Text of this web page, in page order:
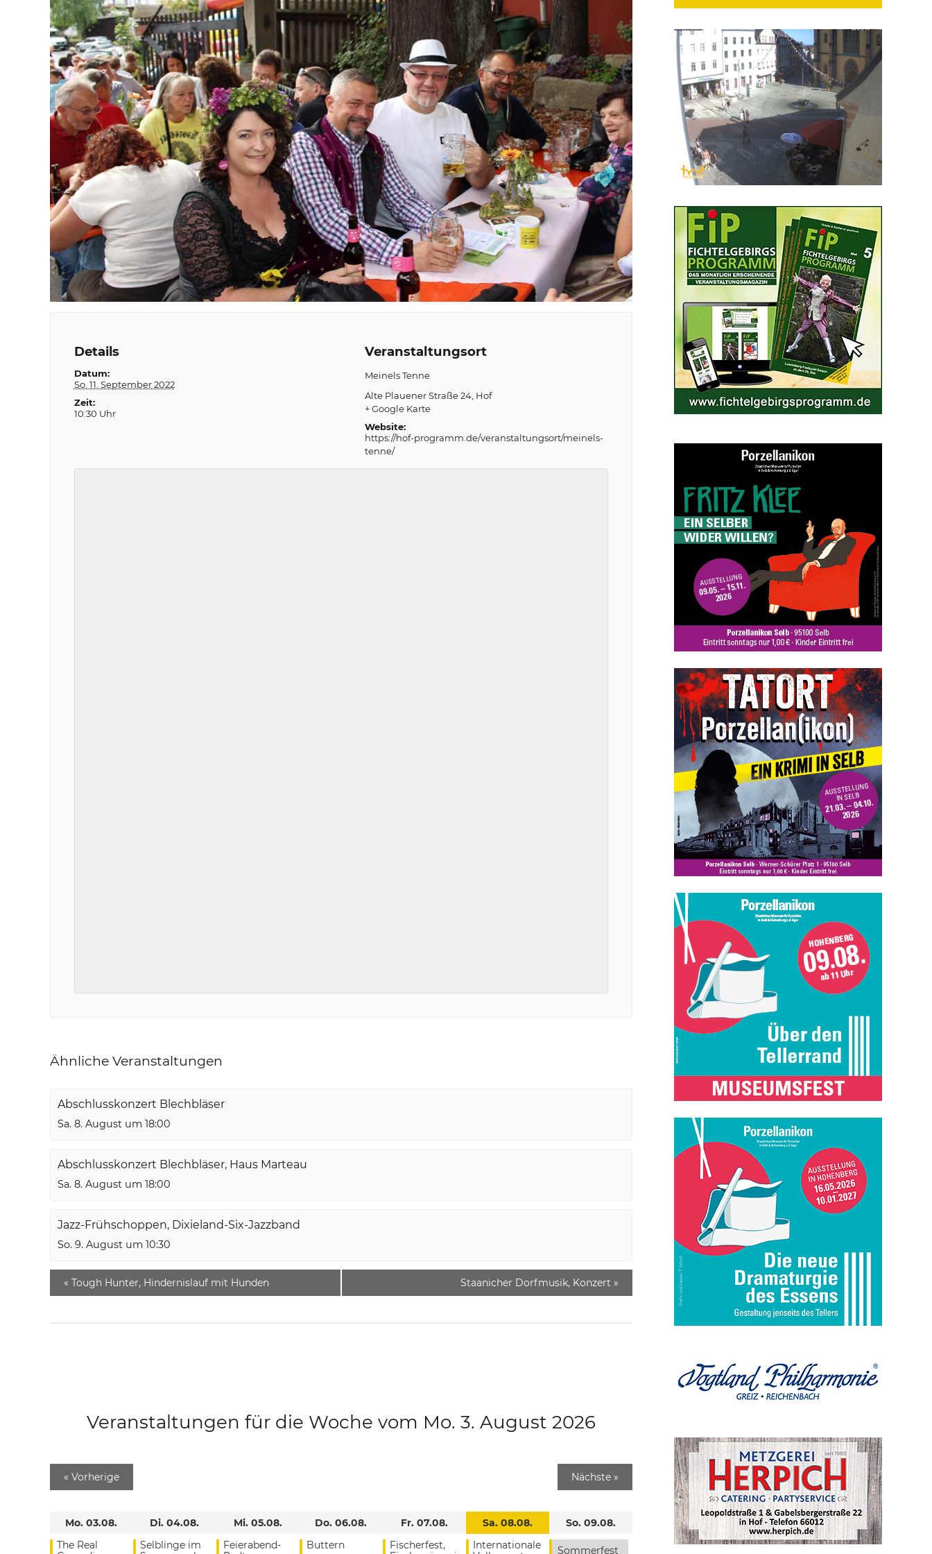
Details
Datum:
So. 11. September 2022
Zeit:
10:30 Uhr
Veranstaltungsort
Meinels Tenne
Alte Plauener Straße 24 Hof
+ Google Karte
Website:
https://hof-programm.de/veranstaltungsort/meinels-
tenne/
Ähnliche Veranstaltungen
Abschlusskonzert Blechbläser
Sa. 8. August um 18:00
Abschlusskonzert Blechbläser, Haus Marteau
Sa. 8. August um 18:00
Jazz-Frühschoppen, Dixieland-Six-Jazzband
So. 9. August um 10:30
« Tough Hunter, Hindernislauf mit Hunden Staanicher Dorfmusik, Konzert »
Veranstaltungen für die Woche vom Mo. 3. August 2026
« Vorherige Nächste »
Mo. 03.08.
The Real
Di. 04.08.
Selblinge im
Mi. 05.08.
Feierabend-
Do. 06.08.
Buttern
Fr. 07.08.
Fischerfest,
Sa. 08.08.
Internationale
So. 09.08.
Sommerfest